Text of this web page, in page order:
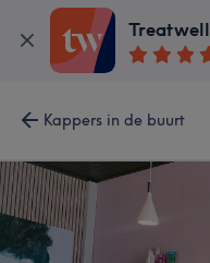
Treatwell
Kappers in de buurt